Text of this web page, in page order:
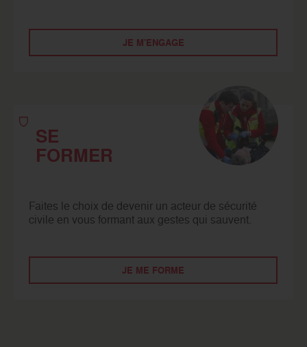
JE M'ENGAGE
SE
FORMER
Faites le choix de devenir un acteur de sécurité
civile en vous formant aux gestes qui sauvent.
JE ME FORME